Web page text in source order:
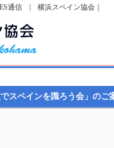
通信 | 横浜スペイン協会｜
でスペインを識ろう会」のご